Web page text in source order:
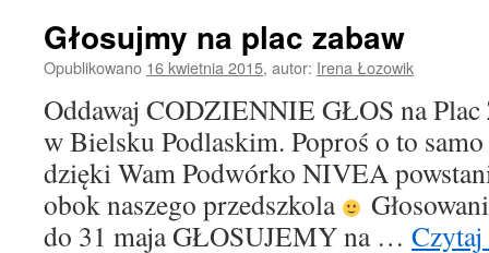
Głosujmy na plac zabaw
Opublikowano 16 kwietnia 2015, autor: Irena Łozowik
Oddawaj CODZIENNIE GŁOS na
w Bielsku Podlaskim. Poproś o to
dzięki Wam Podwórko NIVEA
obok naszego przedszkola
do 31 maja GŁOSUJEMY na …